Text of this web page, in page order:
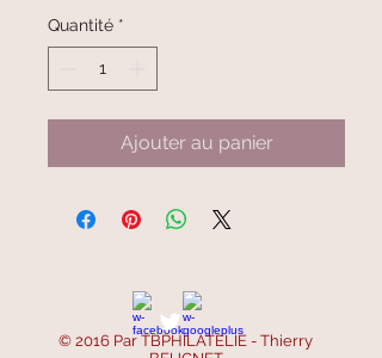
Quantité *
Ajouter au panier
© 2016 Par TBPHILATELIE - Thierry